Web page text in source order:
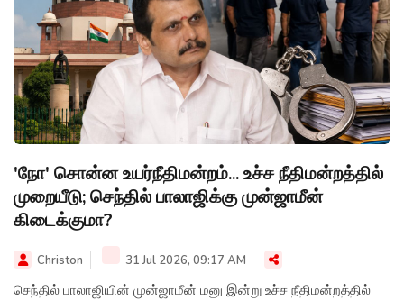
'நோ' சொன்ன உயர்நீதிமன்றம்... உச்ச நீதிமன்றத்தில்
முறையீடு; செந்தில் பாலாஜிக்கு முன்ஜாமீன்
கிடைக்குமா?
Christon 31 Jul 2026, 09:17 AM
செந்தில் பாலாஜியின் முன்ஜாமீன் மனு இன்று உச்ச நீதிமன்றத்தில்